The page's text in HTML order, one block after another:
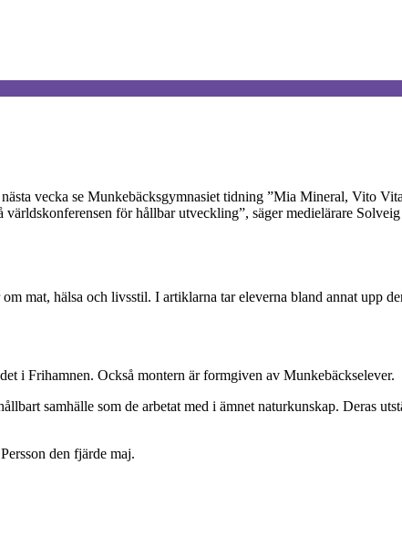
vecka se Munkebäcksgymnasiet tidning ”Mia Mineral, Vito
för hållbar utveckling”, säger medielärare
mat, hälsa och livsstil. I artiklarna tar eleverna bland annat upp
i Frihamnen. Också montern är formgiven av Munkebäckselever.
samhälle som de arbetat med i ämnet naturkunskap. Deras
den fjärde maj.